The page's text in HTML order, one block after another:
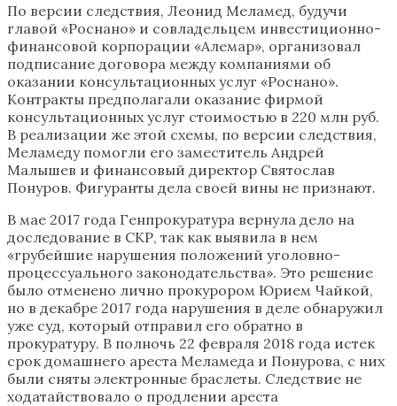
По версии следствия, Леонид Меламед, будучи
главой «Роснано» и совладельцем инвестиционно-
финансовой корпорации «Алемар», организовал
подписание договора между компаниями об
оказании консультационных услуг «Роснано».
Контракты предполагали оказание фирмой
консультационных услуг стоимостью в 220 млн руб.
В реализации же этой схемы, по версии следствия,
Меламеду помогли его заместитель Андрей
Малышев и финансовый директор Святослав
Понуров. Фигуранты дела своей вины не признают.
В мае 2017 года Генпрокуратура вернула дело на
доследование в СКР, так как выявила в нем
«грубейшие нарушения положений уголовно-
процессуального законодательства». Это решение
было отменено лично прокурором Юрием Чайкой,
но в декабре 2017 года нарушения в деле обнаружил
уже суд, который отправил его обратно в
прокуратуру. В полночь 22 февраля 2018 года истек
срок домашнего ареста Меламеда и Понурова, с них
были сняты электронные браслеты. Следствие не
ходатайствовало о продлении ареста